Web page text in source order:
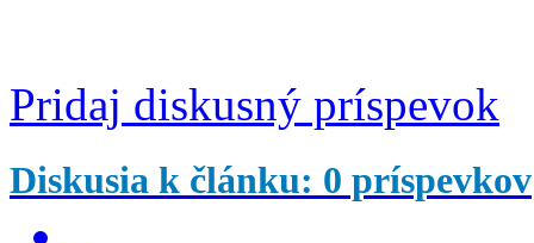
Pridaj diskusný príspevok
Diskusia k článku: 0 príspevkov